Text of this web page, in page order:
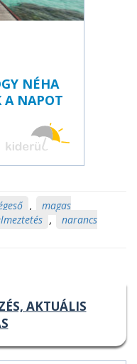
NÉHA
A NAPOT
,
magas
,
narancs
AKTUÁLIS